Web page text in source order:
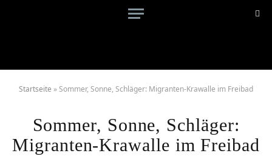
Startseite »Sommer, Sonne, Schläger: Migranten-Krawalle im Freibad
Sommer, Sonne, Schläger:
Migranten-Krawalle im Freibad